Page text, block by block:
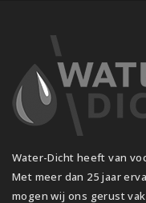
Water-Dicht heeft van
Met meer dan 25 jaar
mogen wij ons gerust